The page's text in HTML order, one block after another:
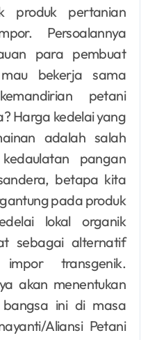
produk pertanian
Persoalannya
para pembuat
bekerja sama
petani
Harga kedelai yang
adalah salah
pangan
betapa kita
pada produk
lokal organik
sebagai alternatif
transgenik.
akan menentukan
ini di masa
Aliansi Petani